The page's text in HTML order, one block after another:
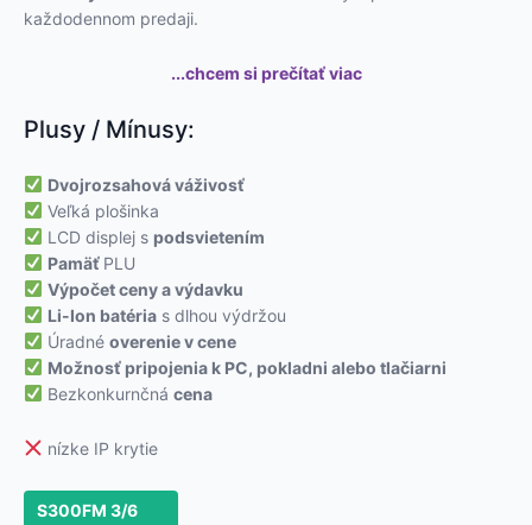
každodennom predaji.
...chcem si prečítať viac
Plusy / Mínusy:
Dvojrozsahová váživosť
Veľká plošinka
LCD displej s podsvietením
Pamäť PLU
Výpočet ceny a výdavku
Li-Ion batérias dlhou výdržou
Úradné overenie v cene
Možnosť pripojenia k PC, pokladni alebo tlačiarni
Bezkonkurnčná cena
nízke IP krytie
S300FM 3/6